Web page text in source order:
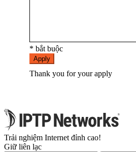
* bắt buộc
Apply
Thank you for your apply
Trải nghiệm Internet đỉnh cao!
Giữ liên lạc